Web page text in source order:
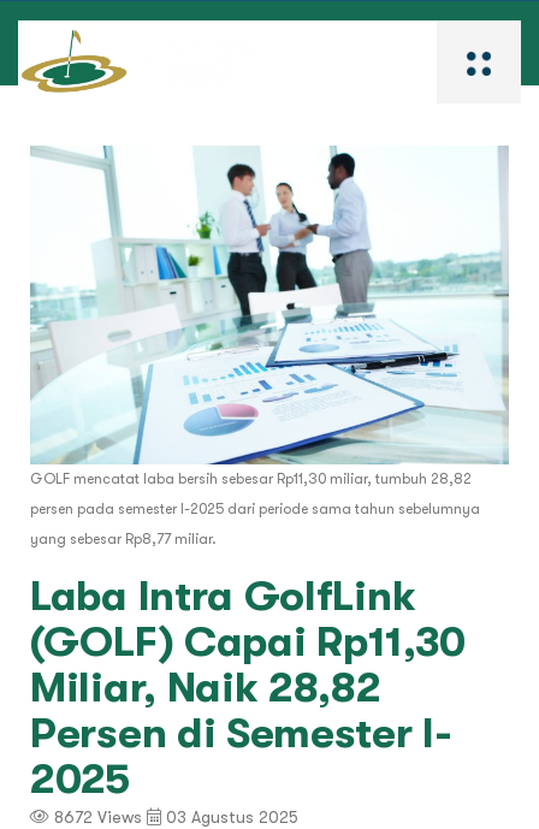
GOLF mencatat laba bersih sebesar Rp11,30 miliar, tumbuh 28,82
persen pada semester I-2025 dari periode sama tahun sebelumnya
yang sebesar Rp8,77 miliar.
Laba Intra GolfLink
(GOLF) Capai Rp11,30
Miliar, Naik 28,82
Persen di Semester I-
2025
8672 Views 03 Agustus 2025